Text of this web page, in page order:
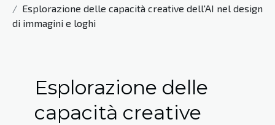
Esplorazione delle capacità creative dell'AI nel design
di immagini e loghi
Esplorazione delle
capacità creative